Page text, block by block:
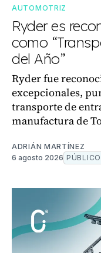
AUTOMOTRIZ
Ryder es
como
del Año”
Ryder fue
excepcionales,
transporte de
manufactura de
ADRIÁN MARTÍNEZ
6 agosto 2026 PÚBLICO